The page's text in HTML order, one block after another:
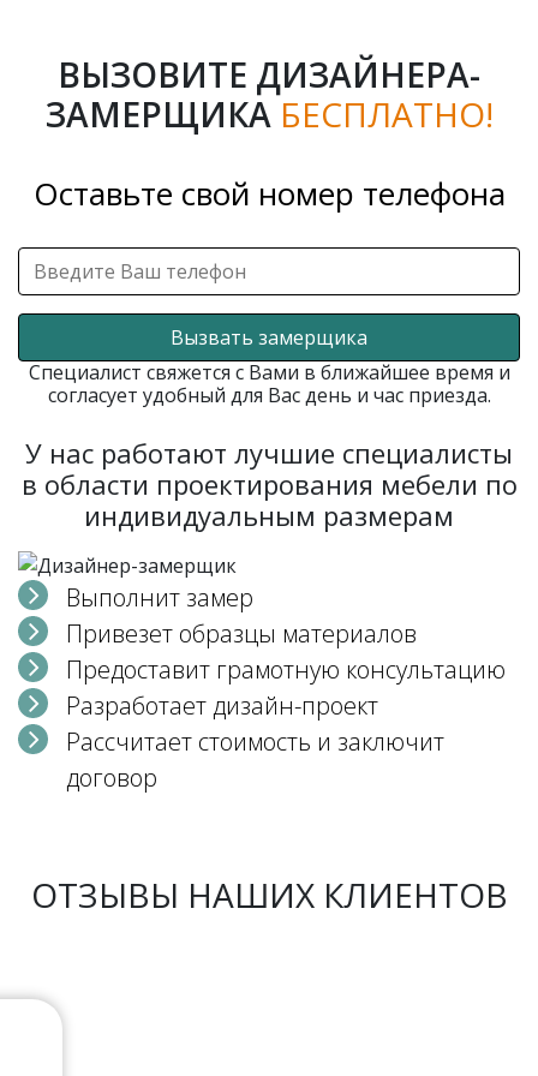
ВЫЗОВИТЕ ДИЗАЙНЕРА-
ЗАМЕРЩИКА БЕСПЛАТНО!
Оставьте свой номер телефона
Вызвать замерщика
Специалист свяжется с Вами в ближайшее время и
согласует удобный для Вас день и час приезда.
У нас работают лучшие специалисты
в области проектирования мебели по
индивидуальным размерам
Выполнит замер
Привезет образцы материалов
Предоставит грамотную консультацию
Разработает дизайн-проект
Рассчитает стоимость и заключит
договор
ОТЗЫВЫ НАШИХ КЛИЕНТОВ